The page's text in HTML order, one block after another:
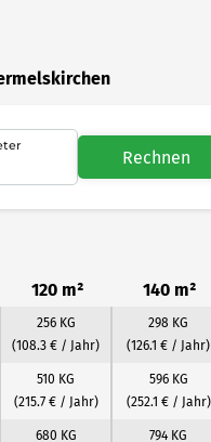
Rechnen
120 m² 140 m²
256 KG
(108.3 € / Jahr)
298 KG
(126.1 € / Jahr)
510 KG
(215.7 € / Jahr)
596 KG
(252.1 € / Jahr)
680 KG 794 KG